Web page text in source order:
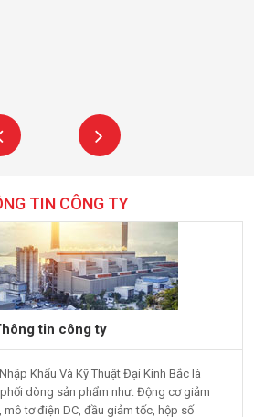
TIN CÔNG TY
tin công ty
Khẩu Và Kỹ Thuật Đại Kinh Bắc là
dòng sản phẩm như: Động cơ giảm
tơ điện DC, đầu giảm tốc, hộp số